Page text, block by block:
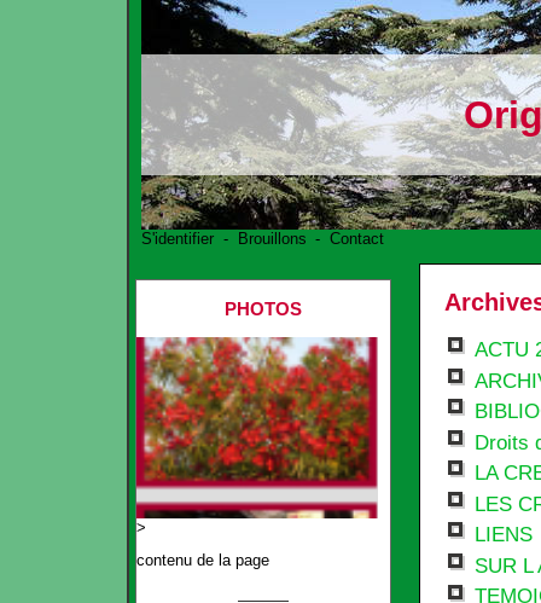
S'identifier - Brouillons - Contact
PHOTOS
>
contenu de la page
ACTU
Droits
LA
LES
LIENS
SUR L